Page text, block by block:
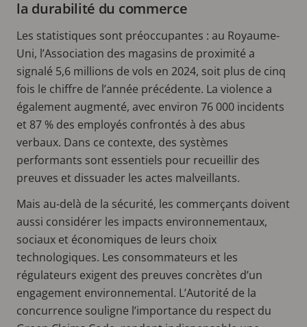
la durabilité du commerce
Les statistiques sont préoccupantes : au Royaume-
Uni, l’Association des magasins de proximité a
signalé 5,6 millions de vols en 2024, soit plus de cinq
fois le chiffre de l’année précédente. La violence a
également augmenté, avec environ 76 000 incidents
et 87 % des employés confrontés à des abus
verbaux. Dans ce contexte, des systèmes
performants sont essentiels pour recueillir des
preuves et dissuader les actes malveillants.
Mais au-delà de la sécurité, les commerçants doivent
aussi considérer les impacts environnementaux,
sociaux et économiques de leurs choix
technologiques. Les consommateurs et les
régulateurs exigent des preuves concrètes d’un
engagement environnemental. L’Autorité de la
concurrence souligne l’importance du respect du